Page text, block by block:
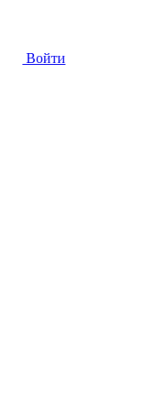
Войти